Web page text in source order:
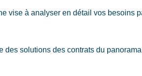
vise à analyser en détail vos besoins
solutions des contrats du